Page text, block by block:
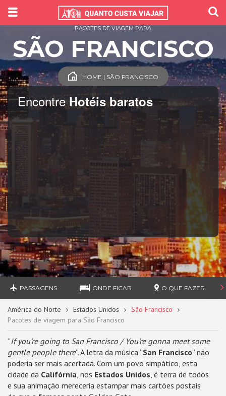
EncontreHotéis baratos
PACOTES DE VIAGEM PARA
SÃO FRANCISCO
HOME | SÃO FRANCISCO
PASSAGENS ONDE FICAR O QUE FAZER
América do Norte Estados Unidos
São Francisco
Pacotes de viagem para São Francisco
“If you're going to San Francisco / You're gonna meet some
gentle people there”. A letra da música “San Francisco” não
poderia ser mais acertada. Com um povo simpático, esta
cidade da Califórnia, nos Estados Unidos, é terra de todos
e sua animação mereceria estampar mais cartões postais